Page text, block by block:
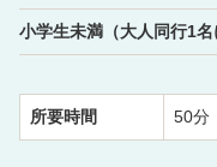
小学生未満（大人同行1名
所要時間 50分